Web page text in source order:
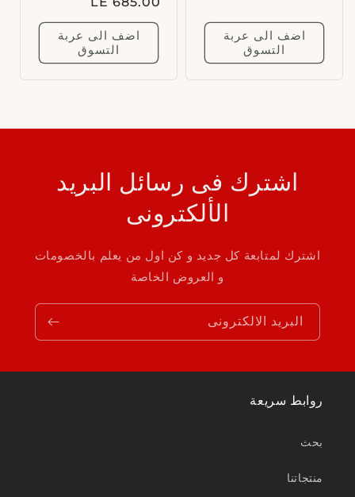
اضف الى عربة
التسوق
العادي
اضف الى عربة
التسوق
اشترك فى رسائل البريد
الألكترونى
اشترك لمتابعة كل جديد و كن اول من يعلم بالخصومات
و العروض الخاصة
البريد الالكترونى
روابط سريعة
بحث
منتجاتنا